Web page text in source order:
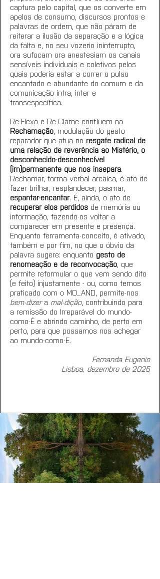
captura pelo capital, que os converte em
apelos de consumo, discursos prontos e
palavras de ordem, que não páram de
reiterar a ilusão da separação e a lógica
da falta e, no seu vozerio ininterrupto,
ora sufocam ora anestesiam os canais
sensíveis individuais e coletivos pelos
quais poderia estar a correr o pulso
encantado e abundante do comum e da
comunicação intra, inter e
transespecífica.
Re-Flexo e Re-Clame confluem na
Rechamação, modulação do gesto
reparador que atua no resgate radical de
uma relação de reverência ao Mistério, o
desconhecido-desconhecível
(im)permanente que nos insepara.
Rechamar, forma verbal arcaica, é ato de
fazer brilhar, resplandecer, pasmar,
espantar-encantar. É, ainda, o ato de
recuperar elos perdidos de memória ou
informação, fazendo-os voltar a
comparecer em presente e presença.
Enquanto ferramenta-conceito, é ativado,
também e por fim, no que o óbvio da
palavra sugere: enquanto gesto de
renomeação e de reconvocação, que
permite reformular o que vem sendo dito
(e feito) injustamente - ou, como temos
praticado com o MO_AND, permite-nos
bem-dizer a mal-dição, contribuindo para
a remissão do Irreparável do mundo-
como-É e abrindo caminho, de perto em
perto, para que possamos nos achegar
ao mundo-como-E.
Fernanda Eugenio
Lisboa, dezembro de 2025